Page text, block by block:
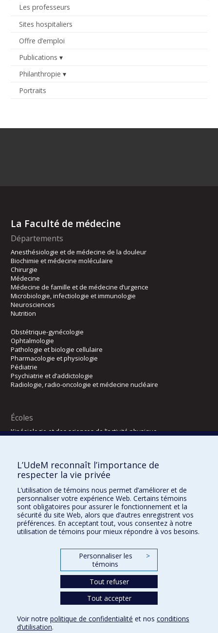
Les professeurs
Sites hospitaliers
Offre d’emploi
Publications
Philanthropie
Portraits
La Faculté de médecine
Départements
Anesthésiologie et de médecine de la douleur
Biochimie et médecine moléculaire
Chirurgie
Médecine
Médecine de famille et de médecine d’urgence
Microbiologie, infectiologie et immunologie
Neurosciences
Nutrition
Obstétrique-gynécologie
Ophtalmologie
Pathologie et biologie cellulaire
Pharmacologie et physiologie
Pédiatrie
Psychiatrie et d’addictologie
Radiologie, radio-oncologie et médecine nucléaire
Écoles
Kinésiologie et des sciences de l’activité physique
Directions
DPC
CPASS
Éthique clinique
Conditions d’utilisation 2025-2026
29e concours du programme de support professoral (PSP)
CONCOURS 2026-2027 – BOURSES DE FORMATION COMPLÉMENTAIRE
L’UdeM reconnaît l’importance de
respecter la vie privée
L’utilisation de témoins nous permet d’améliorer et de
personnaliser votre expérience Web. Certains témoins
sont obligatoires pour assurer le fonctionnement et la
sécurité du site Web, alors que d’autres enregistrent vos
préférences. En acceptant tout, vous consentez à notre
utilisation de témoins pour mieux répondre à vos besoins.
Personnaliser les
témoins
>
Tout refuser
Tout accepter
Voir notre politique de confidentialité et nos conditions
d’utilisation.